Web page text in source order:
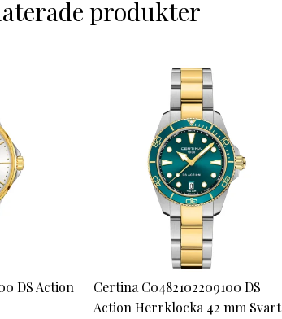
produkter
DS Action
Certina C0482102209100 DS
Action Herrklocka 42 mm Svart